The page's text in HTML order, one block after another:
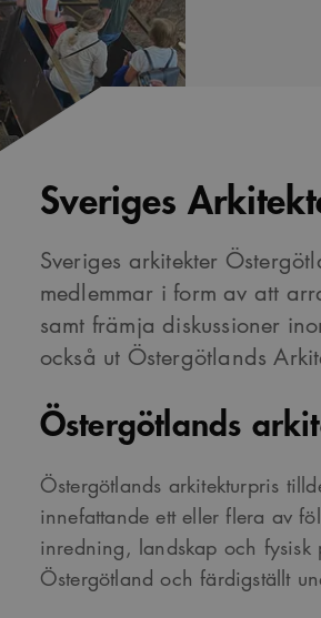
Sveriges
Sveriges arkitekter
medlemmar i form av att
samt främja diskussioner
också ut Östergötlands
Östergötlands
Östergötlands arkitekturpris
innefattande ett eller flera av
inredning, landskap och fysisk
Östergötland och färdigställt